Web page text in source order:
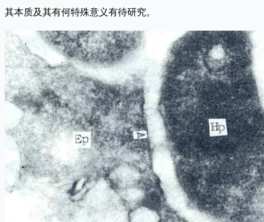
其本质及其有何特殊意义有待研究。